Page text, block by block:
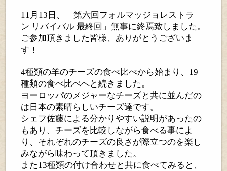
11月13日、「第六回フォルマッジョレストラ
ン リバイバル 最終回」無事に終焉致しました。
ご参加頂きました皆様、ありがとうございま
す！
4種類の羊のチーズの食べ比べから始まり、 19
種類の食べ比べへと続きました。
ヨーロッパのメジャーなチーズと共に並んだの
は日本の素晴らしいチーズ達です。
シェフ佐藤による分かりやすい説明があったの
もあり、チーズを比較しながら食べる事によ
り、それぞれのチーズの良さが際立つのを楽し
みながら味わって頂きました。
また13種類の付け合わせと共に食べてみると、